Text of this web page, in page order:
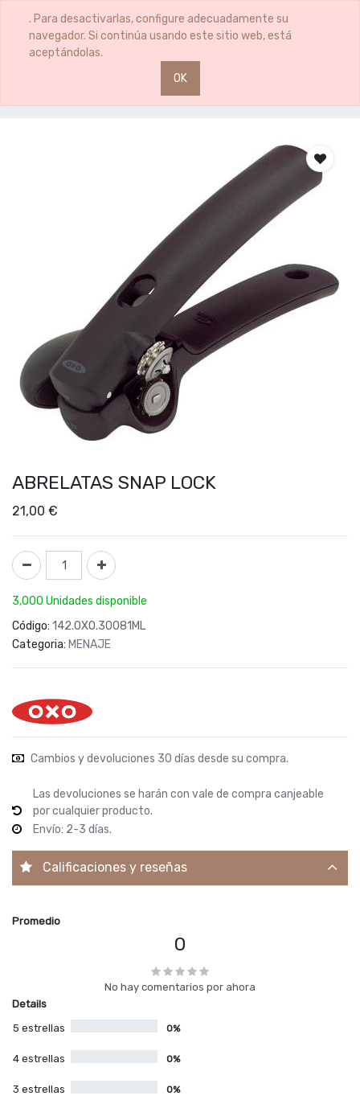
. Para desactivarlas, configure adecuadamente su
navegador. Si continúa usando este sitio web, está
aceptándolas.
OK
0 0
ABRELATAS SNAP LOCK
ABRELATAS SNAP LOCK
21,00 €
3,000 Unidades disponible
Código: 142.OXO.30081ML
Categoria: MENAJE
Cambios y devoluciones 30 días desde su compra.
Las devoluciones se harán con vale de compra canjeable
por cualquier producto.
Envío: 2-3 días.
Calificaciones y reseñas
Promedio
0
No hay comentarios por ahora
Details
5 estrellas
0%
4 estrellas 0%
3 estrellas 0%